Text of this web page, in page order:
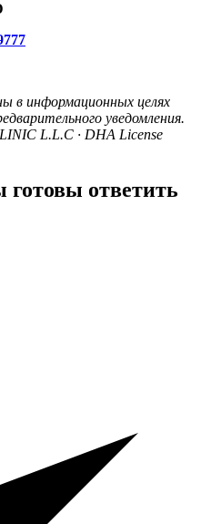
в информационных целях
уведомления.
L.L.C · DHA License
ответить